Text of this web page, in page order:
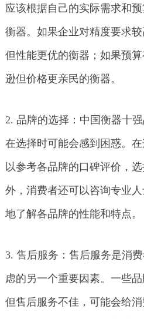
应该根据自己的实际需求和
衡器。如果企业对精度要求
但性能更优的衡器；如果预
逊但价格更亲民的衡器。
2. 品牌的选择：中国衡器十
在选择时可能会感到困惑。
以参考各品牌的口碑评价，
外，消费者还可以咨询专业
地了解各品牌的性能和特点。
3. 售后服务：售后服务是消
虑的另一个重要因素。一些
但售后服务不佳，可能会给消